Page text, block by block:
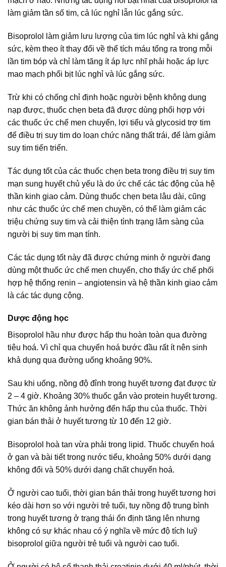
làm giảm tần số tim, cả lúc nghỉ lẫn lúc gắng sức.
Bisoprolol làm giảm lưu lượng của tim lúc nghỉ và khi gắng
sức, kèm theo ít thay đổi về thể tích máu tống ra trong mỗi
lần tim bóp và chỉ làm tăng ít áp lực nhĩ phải hoặc áp lực
mao mạch phổi bịt lúc nghỉ và lúc gắng sức.
Trừ khi có chống chỉ định hoặc người bệnh không dung
nạp được, thuốc chẹn beta đã được dùng phối hợp với
các thuốc ức chế men chuyển, lợi tiểu và glycosid trợ tim
để điều trị suy tim do loạn chức năng thất trái, để làm giảm
suy tim tiến triển.
Tác dụng tốt của các thuốc chẹn beta trong điều trị suy tim
mạn sung huyết chủ yếu là do ức chế các tác động của hệ
thần kinh giao cảm. Dùng thuốc chẹn beta lâu dài, cũng
như các thuốc ức chế men chuyền, có thể làm giảm các
triệu chứng suy tim và cải thiện tình trạng lâm sàng của
người bị suy tim mạn tính.
Các tác dụng tốt này đã được chứng minh ở người đang
dùng một thuốc ức chế men chuyển, cho thấy ức chế phối
hợp hệ thống renin – angiotensin và hệ thần kinh giao cảm
là các tác dụng cộng.
Dược động học
Bisoprolol hầu như được hấp thu hoàn toàn qua đường
tiêu hoá. Vì chỉ qua chuyển hoá bước đầu rất ít nên sinh
khả dụng qua đường uống khoảng 90%.
Sau khi uống, nồng độ đỉnh trong huyết tương đạt được từ
2 – 4 giờ. Khoảng 30% thuốc gắn vào protein huyết tương.
Thức ăn không ảnh hưởng đến hấp thu của thuốc. Thời
gian bán thải ở huyết tương từ 10 đến 12 giờ.
Bisoprolol hoà tan vừa phải trong lipid. Thuốc chuyển hoá
ở gan và bài tiết trong nước tiểu, khoảng 50% dưới dạng
không đổi và 50% dưới dạng chất chuyển hoá.
Ở người cao tuổi, thời gian bán thải trong huyết tương hơi
kéo dài hơn so với người trẻ tuổi, tuy nồng độ trung bình
trong huyết tương ở trạng thái ổn định tăng lên nhưng
không có sự khác nhau có ý nghĩa về mức độ tích luỹ
bisoprolol giữa người trẻ tuổi và người cao tuổi.